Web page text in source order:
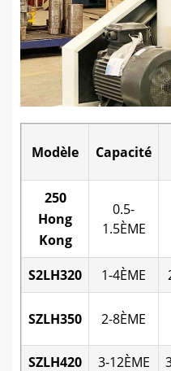
Modèle Capacité
250
Hong
Kong
0.5-
1.5ÈME
S2LH320 1-4ÈME
SZLH350 2-8ÈME
SZLH420 3-12ÈME